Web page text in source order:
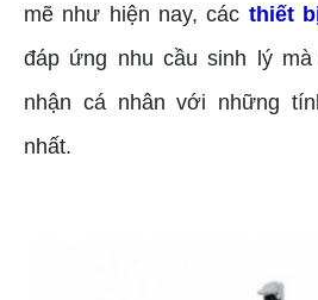
mẽ như hiện nay, các thiết
đáp ứng nhu cầu sinh lý
nhận cá nhân với những
nhất.